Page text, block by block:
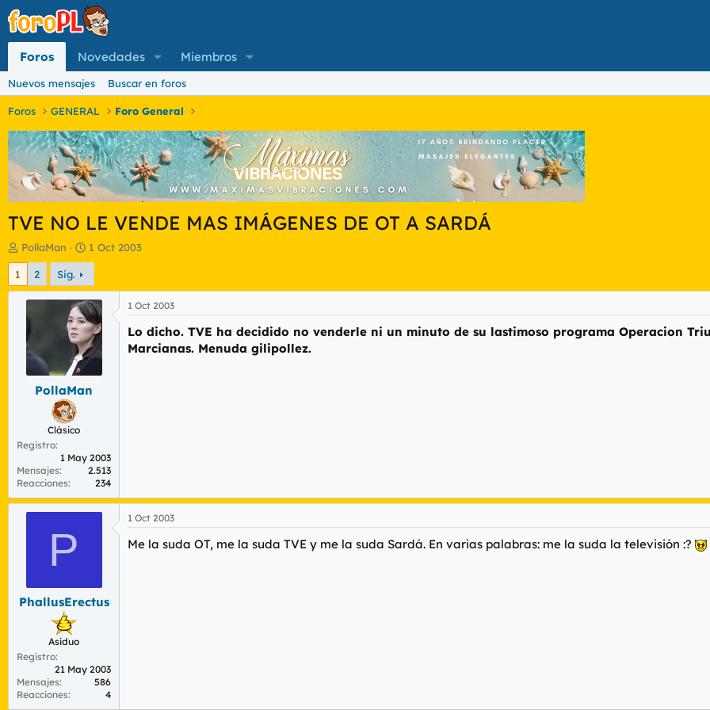
Foros Novedades Miembros
Nuevos mensajes Buscar en foros
Foros GENERAL Foro General
TVE NO LE VENDE MAS IMÁGENES DE OT A SARDÁ
I
n
c
a
o
d
m
PollaMan
F
e
h
a
d
e
i
n
i
c
1 Oct 2003
1 2 Sig.
PollaMan
Clásico
Registro
1 May 2003
Mensajes
2.513
Reacciones
234
1 Oct 2003
Lo dicho. TVE ha decidido no venderle ni un minuto de su lastimoso programa Operacion
Marcianas. Menuda gilipollez.
P
PhallusErectus
Asiduo
Registro
21 May 2003
Mensajes
586
Reacciones
4
1 Oct 2003
Me la suda OT, me la suda TVE y me la suda Sardá. En varias palabras: me la suda la televisión :?